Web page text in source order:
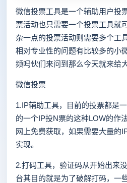
微信投票工具是一个辅助用户投
票活动也只需要一个投票工具就
杂一点的投票活动则需要多个工
相对专业性的问题有比较多的小
频吗伙们来问到那么今天就来给
微信投票
1.IP辅助工具，目前的投票都是
的一个IP投N票的这种LOW的作
网上免费获取，如果需要大量的
实现。
2.打码工具，验证码从开始出来
台其目的就是为了破解打码，一